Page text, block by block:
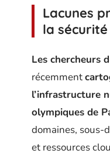
Lacunes
la sécurité
Les chercheurs
récemment
l’infrastructure
olympiques de
domaines, sous-
et ressources